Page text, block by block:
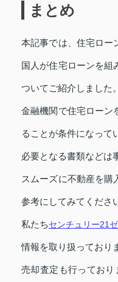
まとめ
本記事では、住宅ロー
国人が住宅ローンを組
ついてご紹介しました。
金融機関で住宅ローン
ることが条件になって
必要となる書類などは
スムーズに不動産を購
参考にしてみてくださ
私たちセンチュリー21
情報を取り扱っており
売却査定も行っており